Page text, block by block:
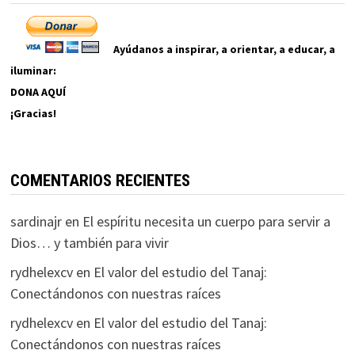
Ayúdanos a inspirar, a orientar, a educar, a
iluminar:
DONA AQUÍ
¡Gracias!
COMENTARIOS RECIENTES
sardinajren El espíritu necesita un cuerpo para servir a
Dios… y también para vivir
rydhelexcven El valor del estudio del Tanaj:
Conectándonos con nuestras raíces
rydhelexcven El valor del estudio del Tanaj:
Conectándonos con nuestras raíces